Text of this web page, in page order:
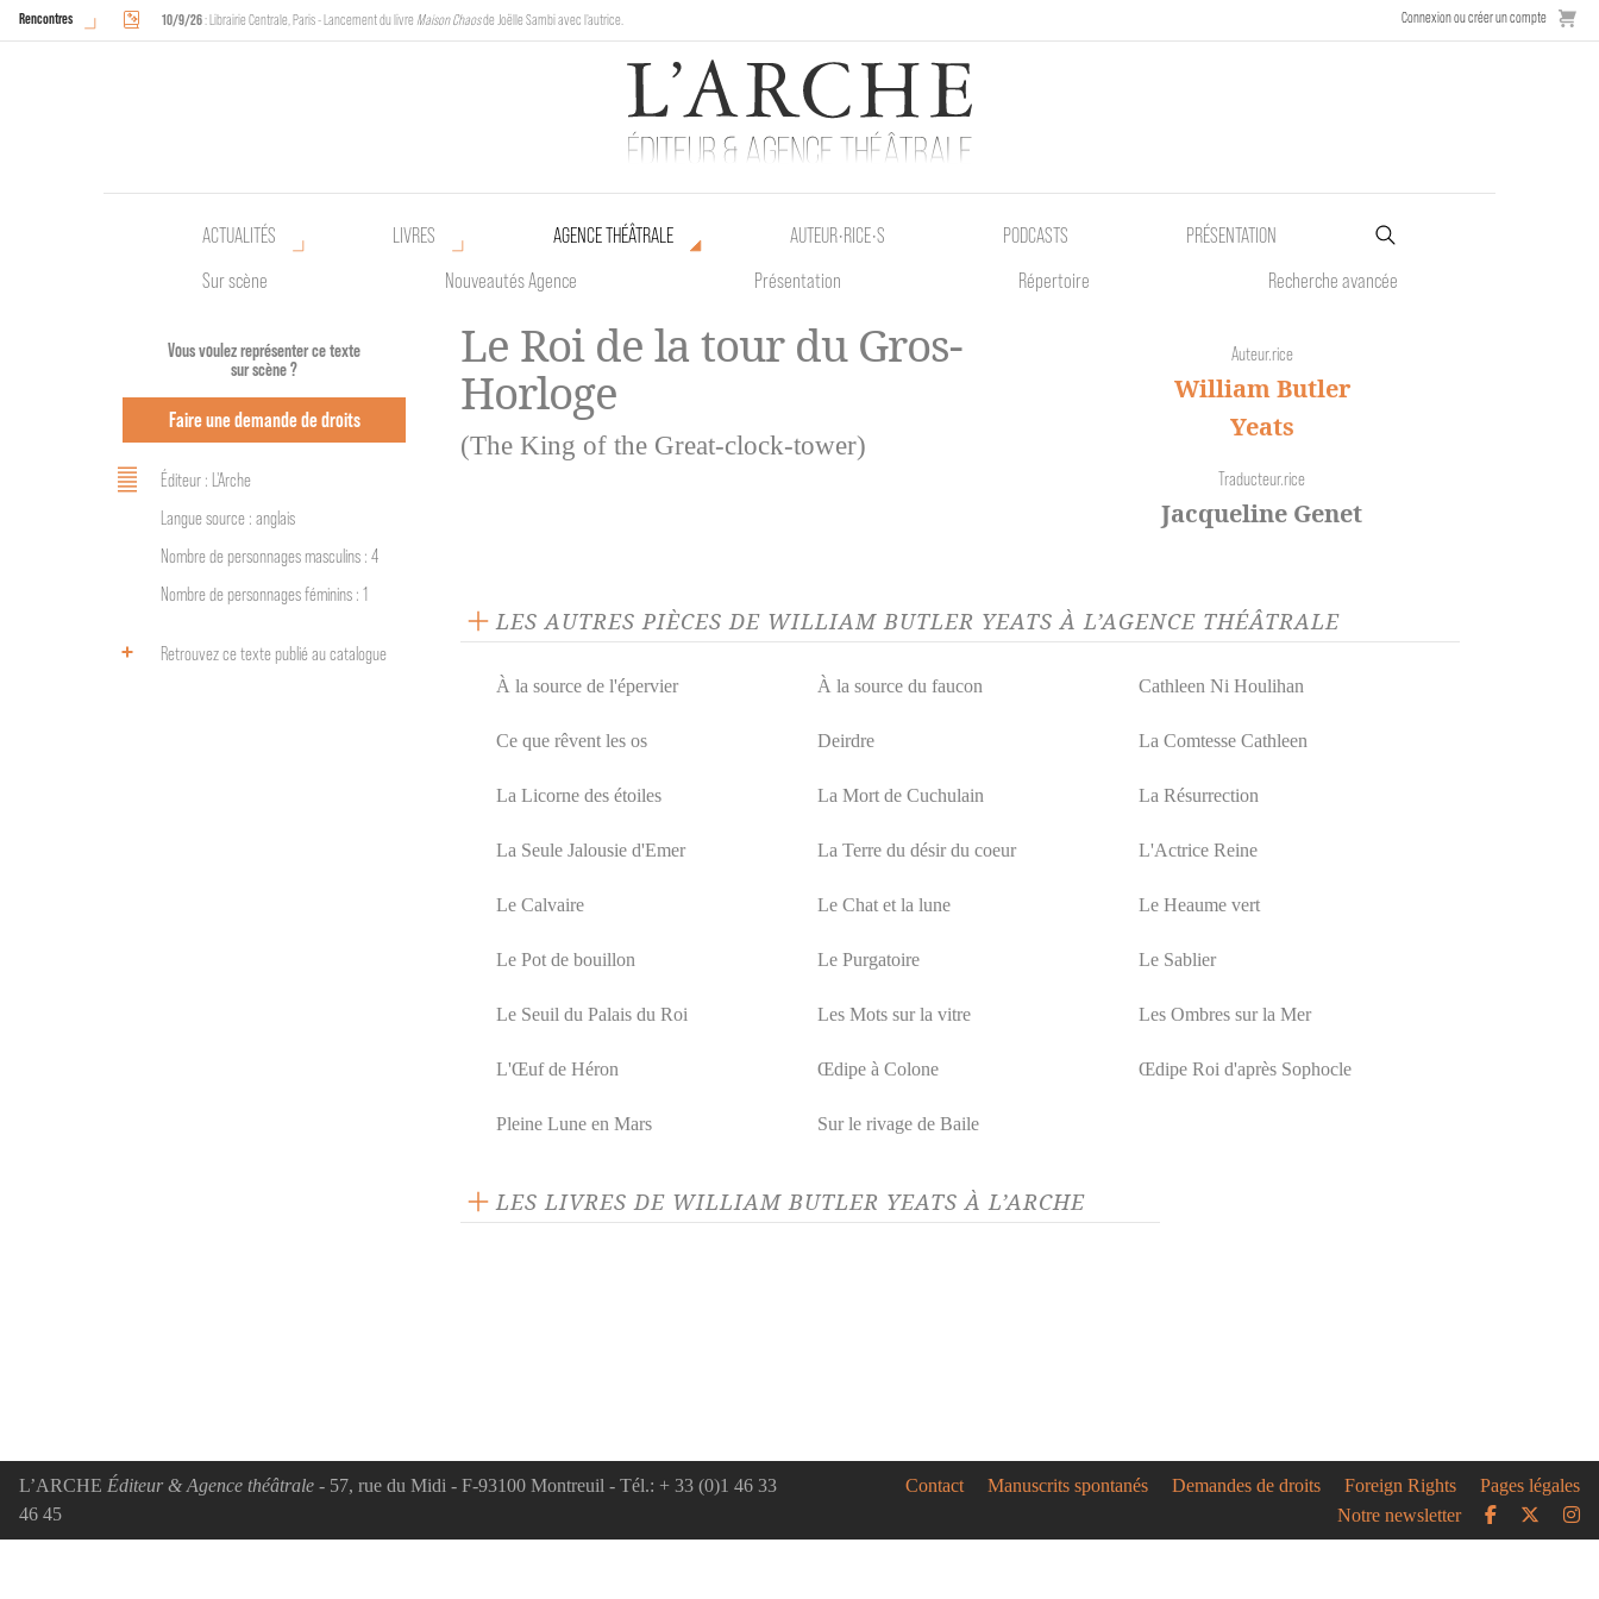
Rencontres 10/9/26: Librairie Centrale, Paris - Lancement du livre Maison Chaosde Joëlle Sambi avec l'autrice.
: Halles de Schaerbeek, Bruxelles - L'Arche sera présente au Poetik Bazar tout le weekend !
Connexion ou créer un compte
ACTUALITÉS LIVRES
AGENCE THÉÂTRALE
Sur scène
Nouveautés Agence Présentation Répertoire Recherche avancée
AUTEUR•RICE•S PODCASTS PRÉSENTATION
Vous voulez représenter ce texte
sur scène ?
Faire une demande de droits
Éditeur : L'Arche
Langue source : anglais
Nombre de personnages masculins : 4
Nombre de personnages féminins : 1
Retrouvez ce texte publié au catalogue
Le Roi de la tour du Gros-
Horloge
(The King of the Great-clock-tower)
Auteur.rice
William Butler
Yeats
Traducteur.rice
Jacqueline Genet
LES AUTRES PIÈCES DE WILLIAM BUTLER YEATS À L’AGENCE THÉÂTRALE
À la source de l'épervier À la source du faucon Cathleen Ni Houlihan
Ce que rêvent les os Deirdre La Comtesse Cathleen
La Licorne des étoiles La Mort de Cuchulain La Résurrection
La Seule Jalousie d'Emer La Terre du désir du coeur L'Actrice Reine
Le Calvaire Le Chat et la lune Le Heaume vert
Le Pot de bouillon Le Purgatoire Le Sablier
Le Seuil du Palais du Roi Les Mots sur la vitre Les Ombres sur la Mer
L'Œuf de Héron Œdipe à Colone Œdipe Roi d'après Sophocle
Pleine Lune en Mars Sur le rivage de Baile
LES LIVRES DE WILLIAM BUTLER YEATS À L’ARCHE
L’ARCHE Éditeur & Agence théâtrale - 57, rue du Midi - F-93100 Montreuil - Tél.: + 33 (0)1 46 33
46 45
Contact Manuscrits spontanés Demandes de droits Foreign Rights
Pages légales
Notre newsletter